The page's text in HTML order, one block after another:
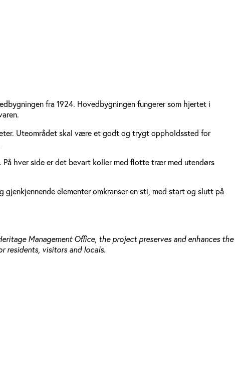
fra 1924. Hovedbygningen fungerer som hjertet i
Uteområdet skal være et godt og trygt oppholdssted for
hver side er det bevart koller med flotte trær med utendørs
elementer omkranser en sti, med start og slutt på
Management Office, the project preserves and enhances the
residents, visitors and locals.